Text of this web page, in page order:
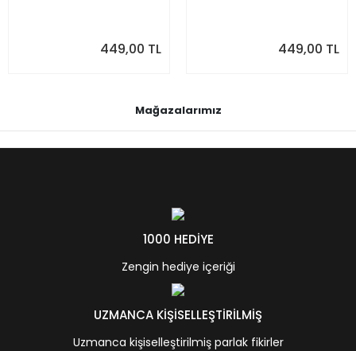
449,00 TL 449,00 TL
Mağazalarımız
1000 HEDİYE
Zengin hediye içeriği
UZMANCA KİŞİSELLEŞTİRİLMİŞ
Uzmanca kişiselleştirilmiş parlak fikirler